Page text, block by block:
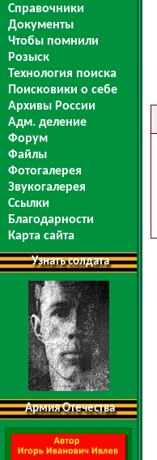
Справочники
Документы
Чтобы помнили
Розыск
Технология поиска
Поисковики о себе
Архивы России
Адм. деление
Форум
Файлы
Фотогалерея
Звукогалерея
Ссылки
Благодарности
Карта сайта
Узнать солдата
Армия Отечества